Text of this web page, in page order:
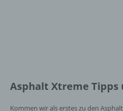
Asphalt Xtreme Tipps
Kommen wir als erstes zu den